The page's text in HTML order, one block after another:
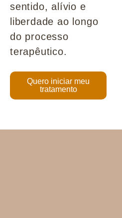
sentido, alívio e
liberdade ao longo
do processo
terapêutico.
Quero iniciar meu
tratamento